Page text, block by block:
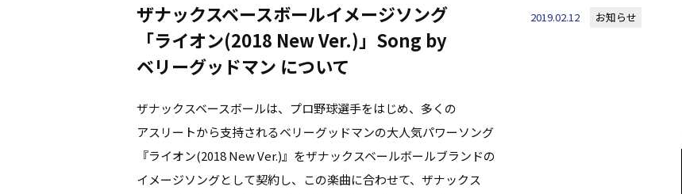
ザナックスベースボールイメージソング
「ライオン(2018 New Ver.)」Song by
ベリーグッドマン について
2019.02.12 お知らせ
ザナックスベースボールは、プロ野球選手をはじめ、多くの
アスリートから支持されるベリーグッドマンの大人気パワーソング
『ライオン(2018 New Ver.)』をザナックスベールボールブランドの
イメージソングとして契約し、この楽曲に合わせて、ザナックス